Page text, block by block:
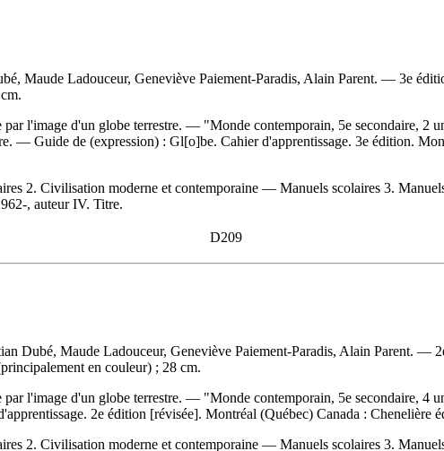
Maude Ladouceur, Geneviève Paiement-Paradis, Alain Parent. — 3e
l'image d'un globe terrestre. — "Monde contemporain, 5e secondaire, 2
— Guide de (expression) : Gl[o]be. Cahier d'apprentissage. 3e édition.
2. Civilisation moderne et contemporaine — Manuels scolaires 3.
, auteur IV. Titre.
D209
Dubé, Maude Ladouceur, Geneviève Paiement-Paradis, Alain Parent.
en couleur) ; 28 cm.
l'image d'un globe terrestre. — "Monde contemporain, 5e secondaire, 4
2e édition [révisée]. Montréal (Québec) Canada :
2. Civilisation moderne et contemporaine — Manuels scolaires 3.